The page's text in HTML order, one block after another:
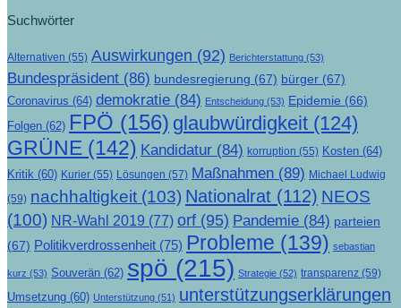
Suchwörter
Alternativen (55) Auswirkungen (92) Berichterstattung (53)
Bundespräsident (86) bundesregierung (67) bürger (67)
Coronavirus (64) demokratie (84) Entscheidung (53) Epidemie (66)
Folgen (62) FPÖ (156) glaubwürdigkeit (124)
GRÜNE (142) Kandidatur (84) korruption (55) Kosten (64)
Kritik (60) Kurier (55) Lösungen (57) Maßnahmen (89) Michael Ludwig
(59) nachhaltigkeit (103) Nationalrat (112) NEOS
(100) NR-Wahl 2019 (77) orf (95) Pandemie (84) parteien
(67) Politikverdrossenheit (75) Probleme (139) sebastian
kurz (53) Souverän (62) spö (215) Strategie (52) transparenz (59)
Umsetzung (60) Unterstützung (51) unterstützungserklärungen